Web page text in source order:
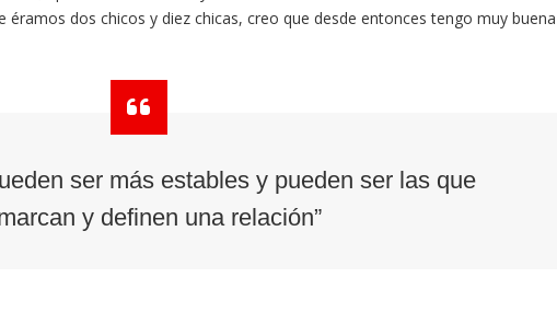
éramos dos chicos y diez chicas, creo que desde entonces tengo muy buena
ser más estables y pueden ser las que
y definen una relación”